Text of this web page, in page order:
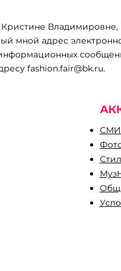
маски»
Владимировне,
мной адрес
fashion.fair@bk.ru.
СМИ